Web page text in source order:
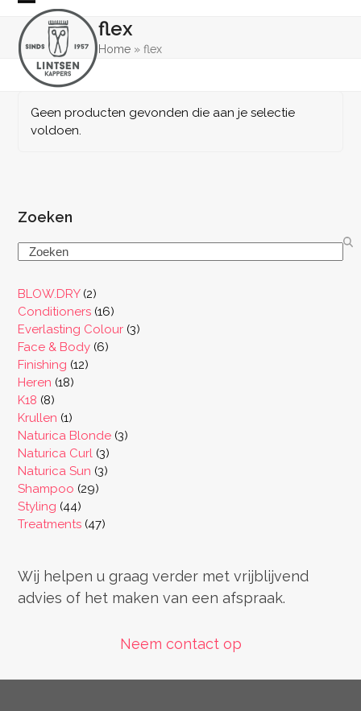
Skip
content
Open
mobile
menu
Close
mobile
menu
flex
Home »flex
Geen producten gevonden die aan je selectie
voldoen.
Zoeken
Search
BLOW.DRY 22
producten
Conditioners 1616
producten
Everlasting Colour 33
Face & Body 66
Finishing 1212
Heren 1818
K18 88
producten
Krullen 11
product
Naturica Blonde 33
Naturica Curl 33
producten
Naturica Sun 33
Shampoo 2929
Styling 4444
producten
Treatments 4747
Wij helpen u graag verder met vrijblijvend
advies of het maken van een afspraak.
Neem contact op